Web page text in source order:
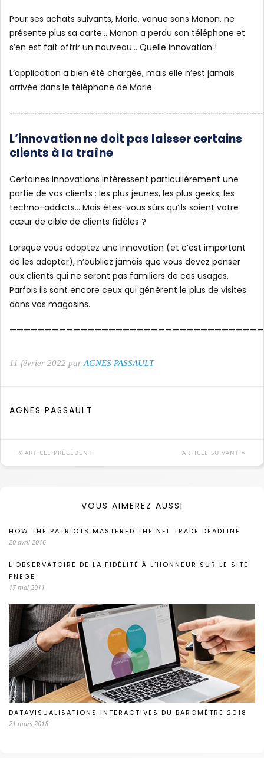
Pour ses achats suivants, Marie, venue sans Manon, ne
présente plus sa carte… Manon a perdu son téléphone et
s’en est fait offrir un nouveau… Quelle innovation !
L’application a bien été chargée, mais elle n’est jamais
arrivée dans le téléphone de Marie.
L’innovation ne doit pas laisser certains
clients à la traîne
Certaines innovations intéressent particulièrement une
partie de vos clients : les plus jeunes, les plus geeks, les
techno-addicts… Mais êtes-vous sûrs qu’ils soient votre
cœur de cible de clients fidèles ?
Lorsque vous adoptez une innovation (et c’est important
de les adopter), n’oubliez jamais que vous devez penser
aux clients qui ne seront pas familiers de ces usages.
Parfois ils sont encore ceux qui génèrent le plus de visites
dans vos magasins.
11 février 2022 parAGNES PASSAULT
AGNES PASSAULT
ARTICLE PRÉCÉDENT ARTICLE SUIVANT
VOUS AIMEREZ AUSSI
HOW THE PATRIOTS MASTERED THE NFL TRADE DEADLINE
20 avril 2016
L’OBSERVATOIRE DE LA FIDÉLITÉ À L’HONNEUR SUR LE SITE
FNEGE
17 mai 2011
DATAVISUALISATIONS INTERACTIVES DU BAROMÈTRE 2018
21 mars 2018